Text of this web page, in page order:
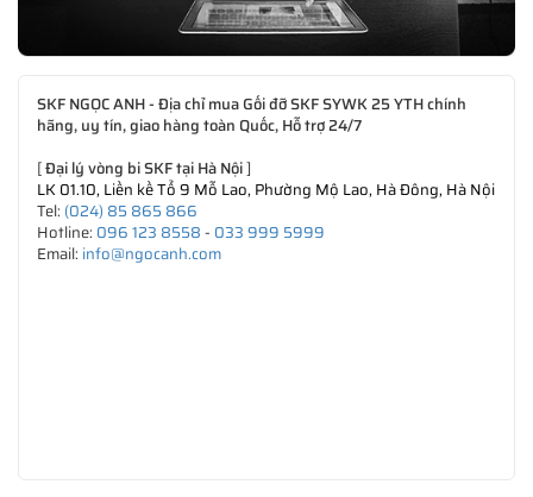
SKF NGỌC ANH - Địa chỉ mua Gối đỡ SKF SYWK 25 YTH chính
hãng, uy tín, giao hàng toàn Quốc, Hỗ trợ 24/7
[Đại lý vòng bi SKF tại Hà Nội]
LK 01.10, Liền kề Tổ 9 Mỗ Lao, Phường Mộ Lao, Hà Đông, Hà Nội
Tel: (024) 85 865 866
Hotline: 096 123 8558- 033 999 5999
Email: info@ngocanh.com